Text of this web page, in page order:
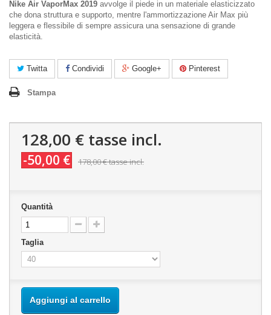
Nike Air VaporMax 2019 avvolge il piede in un materiale elasticizzato
che dona struttura e supporto, mentre l'ammortizzazione Air Max più
leggera e flessibile di sempre assicura una sensazione di grande
elasticità.
Twitta Condividi Google+ Pinterest
Stampa
128,00 € tasse incl.
-50,00 € 178,00 €tasse incl.
Quantità
Taglia
Aggiungi al carrello